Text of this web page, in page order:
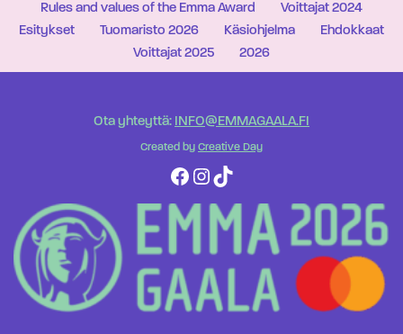
Rules and values of the Emma Award
Voittajat 2024
Esitykset
Tuomaristo 2026 Käsiohjelma
Ehdokkaat
Voittajat 2025
2026
Ota yhteyttä: INFO@EMMAGAALA.FI
Created by Creative Day